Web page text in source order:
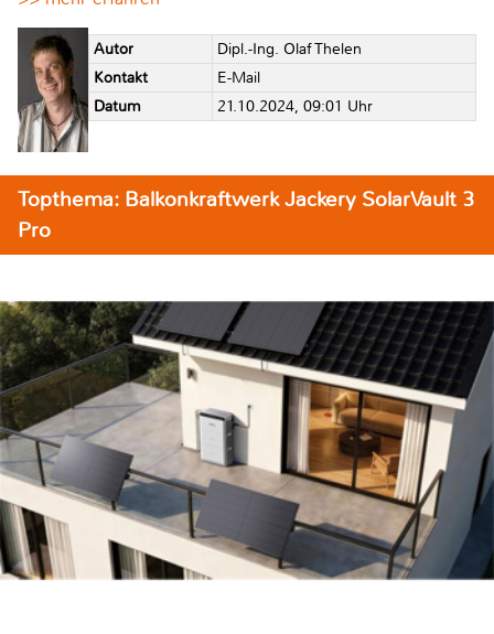
Autor
Dipl.-Ing. Olaf Thelen
Kontakt
E-Mail
Datum
21.10.2024, 09:01 Uhr
Topthema: Balkonkraftwerk Jackery SolarVault 3
Pro